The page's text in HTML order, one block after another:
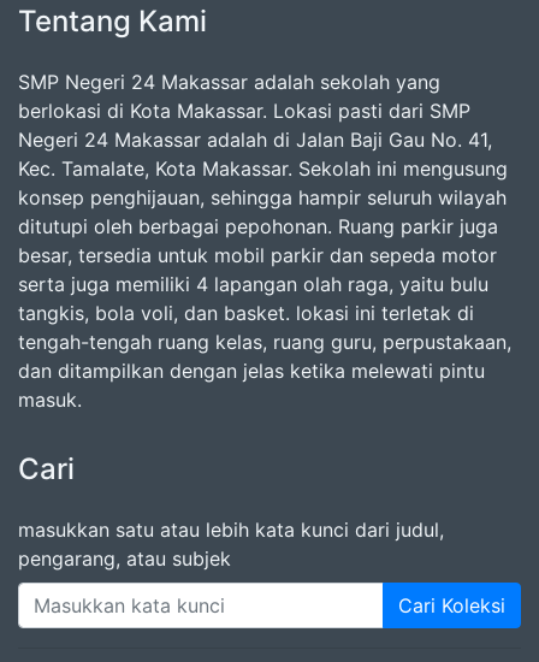
Tentang Kami
SMP Negeri 24 Makassar adalah sekolah yang
berlokasi di Kota Makassar. Lokasi pasti dari SMP
Negeri 24 Makassar adalah di Jalan Baji Gau No. 41,
Kec. Tamalate, Kota Makassar. Sekolah ini mengusung
konsep penghijauan, sehingga hampir seluruh wilayah
ditutupi oleh berbagai pepohonan. Ruang parkir juga
besar, tersedia untuk mobil parkir dan sepeda motor
serta juga memiliki 4 lapangan olah raga, yaitu bulu
tangkis, bola voli, dan basket. lokasi ini terletak di
tengah-tengah ruang kelas, ruang guru, perpustakaan,
dan ditampilkan dengan jelas ketika melewati pintu
masuk.
Cari
masukkan satu atau lebih kata kunci dari judul,
pengarang, atau subjek
Cari Koleksi